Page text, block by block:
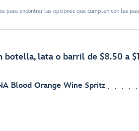
para encontrar las opciones que cumplen con las
botella, lata o barril de $8.50 a
Blood Orange Wine Spritz